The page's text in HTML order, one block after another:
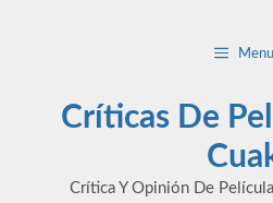
Menu
Críticas De
Crítica Y Opinión De